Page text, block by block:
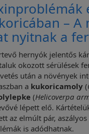
– A
nyitnak a
hernyók jelentős
okozott sérülések
után a növények
a kukoricamoly (
(Helicoverpa
lépett elő.
az elmúlt pár,
is adódhatnak.